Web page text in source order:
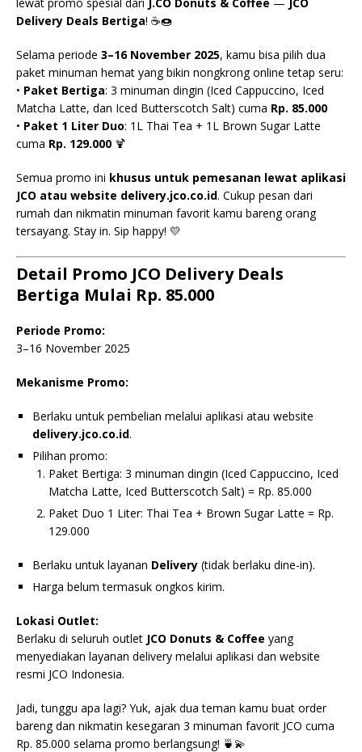
Delivery Deals Bertiga! ☕🍩
Selama periode 3–16 November 2025, kamu bisa pilih dua
paket minuman hemat yang bikin nongkrong online tetap seru:
• Paket Bertiga: 3 minuman dingin (Iced Cappuccino, Iced
Matcha Latte, dan Iced Butterscotch Salt) cuma Rp. 85.000
• Paket 1 Liter Duo: 1L Thai Tea + 1L Brown Sugar Latte
cuma Rp. 129.000 🍹
Semua promo ini khusus untuk pemesanan lewat aplikasi
JCO atau website delivery.jco.co.id. Cukup pesan dari
rumah dan nikmatin minuman favorit kamu bareng orang
tersayang. Stay in. Sip happy! 💛
Detail Promo JCO Delivery Deals
Bertiga Mulai Rp. 85.000
Periode Promo:
3–16 November 2025
Mekanisme Promo:
Berlaku untuk pembelian melalui aplikasi atau website
delivery.jco.co.id.
Pilihan promo:
Paket Bertiga: 3 minuman dingin (Iced Cappuccino, Iced
Matcha Latte, Iced Butterscotch Salt) = Rp. 85.000
Paket Duo 1 Liter: Thai Tea + Brown Sugar Latte = Rp.
129.000
Berlaku untuk layanan Delivery (tidak berlaku dine-in).
Harga belum termasuk ongkos kirim.
Lokasi Outlet:
Berlaku di seluruh outlet JCO Donuts & Coffee yang
menyediakan layanan delivery melalui aplikasi dan website
resmi JCO Indonesia.
Jadi, tunggu apa lagi? Yuk, ajak dua teman kamu buat order
bareng dan nikmatin kesegaran 3 minuman favorit JCO cuma
Rp. 85.000 selama promo berlangsung! 🍵💫